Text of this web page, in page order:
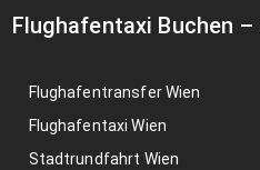
Flughafentaxi Buchen –
Flughafentransfer Wien
Flughafentaxi Wien
Stadtrundfahrt Wien